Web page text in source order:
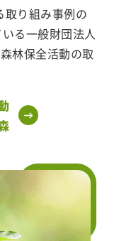
取り組み事例の
る一般財団法人
林保全活動の取